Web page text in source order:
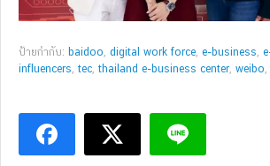
ป้ายกำกับ: baidoo, digital work force, e-business,
influencers,tec,thailand e-business center, weibo,